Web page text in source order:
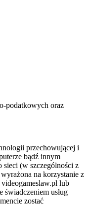
podatkowych oraz
przechowującej i
bądź innym
sieci (w szczególności z
na korzystanie z
lub
świadczeniem usług
zostać